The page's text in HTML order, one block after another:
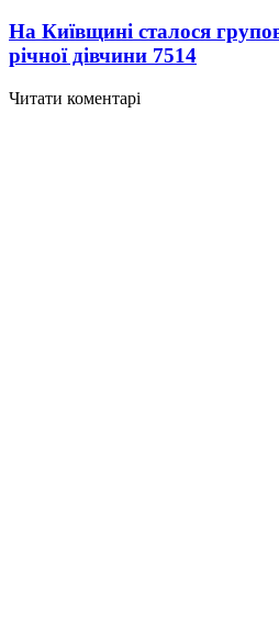
На Київщині сталося
річної дівчини 7514
Читати коментарі